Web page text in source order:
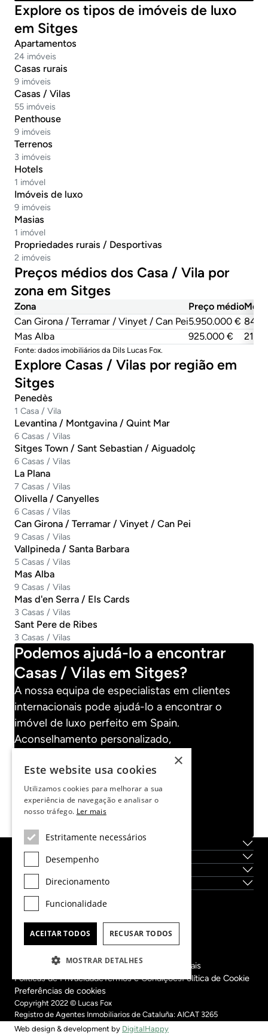
Explore os tipos de imóveis de luxo
em Sitges
Apartamentos
24 imóveis
Casas rurais
9 imóveis
Casas / Vilas
55 imóveis
Penthouse
9 imóveis
Terrenos
3 imóveis
Hotels
1 imóvel
Imóveis de luxo
9 imóveis
Masias
1 imóvel
Propriedades rurais / Desportivas
2 imóveis
Preços médios dos Casa / Vila por
zona em Sitges
Zona Preço médio
Can Girona / Terramar / Vinyet / Can Pei5.950.000 € 840
Mas Alba
925.000 € 210
Fonte: dados imobiliários da Dils Lucas Fox.
Explore Casas / Vilas por região em
Sitges
Penedès
1 Casa / Vila
Levantina / Montgavina / Quint Mar
6 Casas / Vilas
Sitges Town / Sant Sebastian / Aiguadolç
6 Casas / Vilas
La Plana
7 Casas / Vilas
Olivella / Canyelles
6 Casas / Vilas
Can Girona / Terramar / Vinyet / Can Pei
9 Casas / Vilas
Vallpineda / Santa Barbara
5 Casas / Vilas
Mas Alba
9 Casas / Vilas
Mas d'en Serra / Els Cards
3 Casas / Vilas
Sant Pere de Ribes
3 Casas / Vilas
Podemos ajudá-lo a encontrar
Casas / Vilas em Sitges?
A nossa equipa de especialistas em clientes
internacionais pode ajudá-lo a encontrar o
imóvel de luxo perfeito em Spain.
Aconselhamento personalizado,
+34 935 952 550
WhatsApp chat
sitges@lucasfox.com
Sobre nós
Serviços
Localidades
Novas construções
Informação sobre os nossos escritórios regionais
Políticas de PrivacidadeTermos e CondiçõesPolítica de Cookie
Preferências de cookies
Copyright 2022 © Lucas Fox
Registro de Agentes Inmobiliarios de Cataluña: AICAT 3265
Web design & development by DigitalHappy
×
Este website usa cookies
Utilizamos cookies para melhorar a sua
experiência de navegação e analisar o
nosso tráfego. Ler mais
Estritamente necessários
Desempenho
Direcionamento
Funcionalidade
ACEITAR TODOS RECUSAR TODOS
MOSTRAR DETALHES